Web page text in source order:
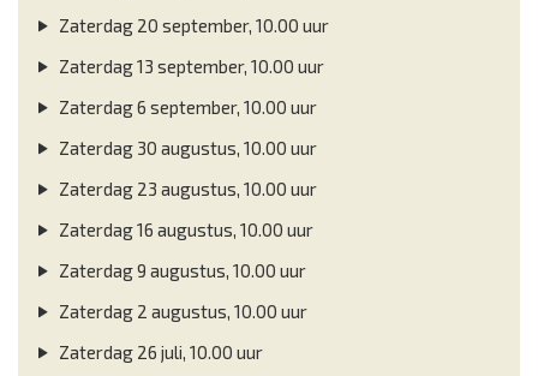
Zaterdag 20 september, 10.00 uur
Zaterdag 13 september, 10.00 uur
Zaterdag 6 september, 10.00 uur
Zaterdag 30 augustus, 10.00 uur
Zaterdag 23 augustus, 10.00 uur
Zaterdag 16 augustus, 10.00 uur
Zaterdag 9 augustus, 10.00 uur
Zaterdag 2 augustus, 10.00 uur
Zaterdag 26 juli, 10.00 uur